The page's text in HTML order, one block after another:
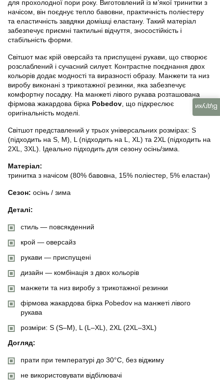
для прохолодної пори року. Виготовлений із м’якої тринитки з
начісом, він поєднує тепло бавовни, практичність поліестеру
та еластичність завдяки домішці еластану. Такий матеріал
забезпечує приємні тактильні відчуття, зносостійкість і
стабільність форми.
Світшот має крій оверсайз та приспущені рукави, що створює
розслаблений і сучасний силует. Контрастне поєднання двох
кольорів додає модності та виразності образу. Манжети та низ
виробу виконані з трикотажної резинки, яка забезпечує
комфортну посадку. На манжеті лівого рукава розташована
фірмова жакардова бірка Pobedov , що підкреслює
оригінальність моделі.
Світшот представлений у трьох універсальних розмірах: S
(підходить на S, M), L (підходить на L, XL) та 2XL (підходить на
2XL, 3XL). Ідеально підходить для сезону осінь/зима.
Матеріал:
тринитка з начісом (80% бавовна, 15% поліестер, 5% еластан)
Сезон: осінь / зима
Деталі:
стиль — повсякденний
крой — оверсайз
рукави — приспущені
дизайн — комбінація з двох кольорів
манжети та низ виробу з трикотажної резинки
фірмова жакардова бірка Pobedov на манжеті лівого
рукава
розміри: S (S–M), L (L–XL), 2XL (2XL–3XL)
Догляд:
прати при температурі до 30°C, без віджиму
не використовувати відбілювачі
Відгуки